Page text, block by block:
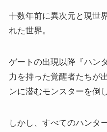
十数年前に異次元と現世
れた世界。
ゲートの出現以降『ハン
力を持った覚醒者たちが
ンに潜むモンスターを倒
しかし、すべてのハンタ